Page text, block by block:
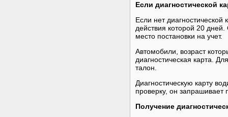
Если диагностической
Если нет
действия которой 20
место постановки на учет.
Автомобили, возраст
диагностическая карта.
талон.
Диагностическую карту
проверку, он
Получение